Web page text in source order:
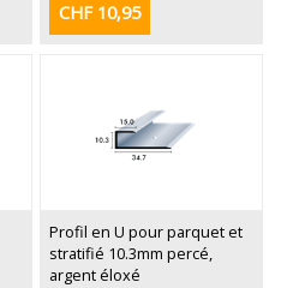
CHF 10,95
Profil en U pour parquet et
stratifié 10.3mm percé,
argent éloxé